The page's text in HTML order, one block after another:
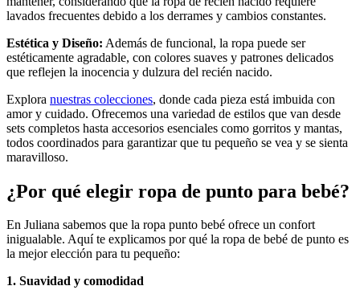
lavados frecuentes debido a los derrames y cambios constantes.
Estética y Diseño: Además de funcional, la ropa puede ser
estéticamente agradable, con colores suaves y patrones delicados
que reflejen la inocencia y dulzura del recién nacido.
Explora nuestras colecciones, donde cada pieza está imbuida con
amor y cuidado. Ofrecemos una variedad de estilos que van desde
sets completos hasta accesorios esenciales como gorritos y mantas,
todos coordinados para garantizar que tu pequeño se vea y se sienta
maravilloso.
¿Por qué elegir ropa de punto para bebé?
En Juliana sabemos que la ropa punto bebé ofrece un confort
inigualable. Aquí te explicamos por qué la ropa de bebé de punto es
la mejor elección para tu pequeño:
1. Suavidad y comodidad